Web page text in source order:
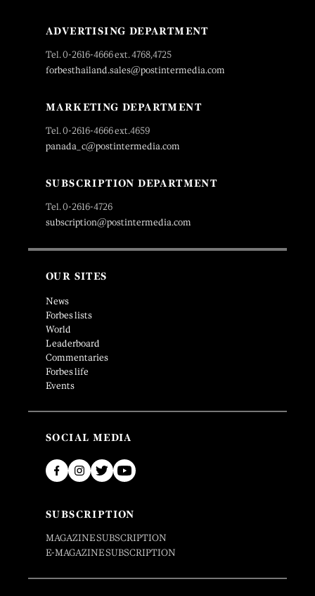
ADVERTISING DEPARTMENT
Tel. 0-2616-4666 ext. 4768,4725
forbesthailand.sales@postintermedia.com
MARKETING DEPARTMENT
Tel. 0-2616-4666 ext.4659
panada_c@postintermedia.com
SUBSCRIPTION DEPARTMENT
Tel. 0-2616-4726
subscription@postintermedia.com
OUR SITES
News
Forbes lists
World
Leaderboard
Commentaries
Forbes life
Events
SOCIAL MEDIA
SUBSCRIPTION
MAGAZINE SUBSCRIPTION
E-MAGAZINE SUBSCRIPTION